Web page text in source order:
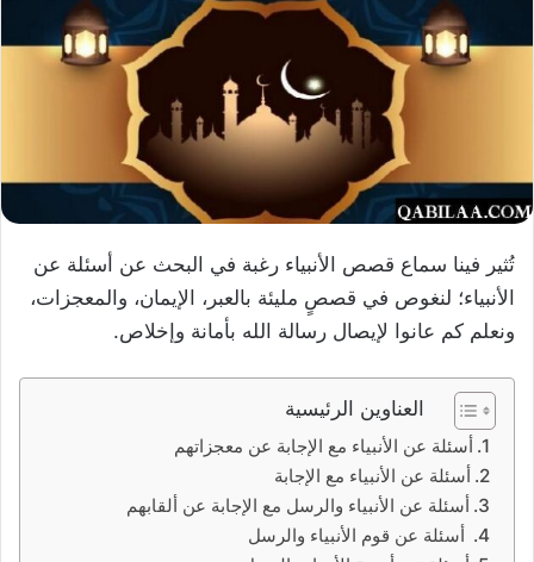
تُثير فينا سماع قصص الأنبياء رغبة في البحث عن أسئلة عن
الأنبياء؛ لنغوص في قصصٍ مليئة بالعبر، الإيمان، والمعجزات،
ونعلم كم عانوا لإيصال رسالة الله بأمانة وإخلاص.
العناوين الرئيسية
أسئلة عن الأنبياء مع الإجابة عن معجزاتهم
أسئلة عن الأنبياء مع الإجابة
أسئلة عن الأنبياء والرسل مع الإجابة عن ألقابهم
أسئلة عن قوم الأنبياء والرسل